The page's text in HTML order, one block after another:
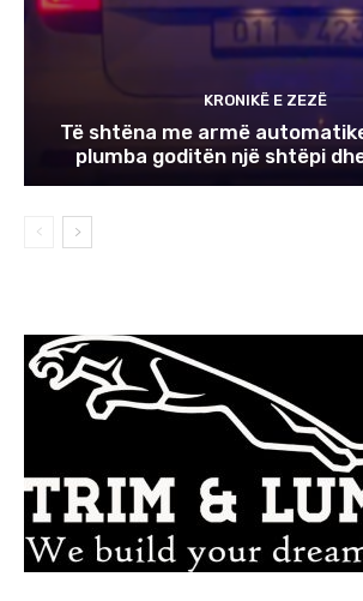
KRONIKË E ZEZË
Të shtëna me armë
plumba goditën një shtëpi